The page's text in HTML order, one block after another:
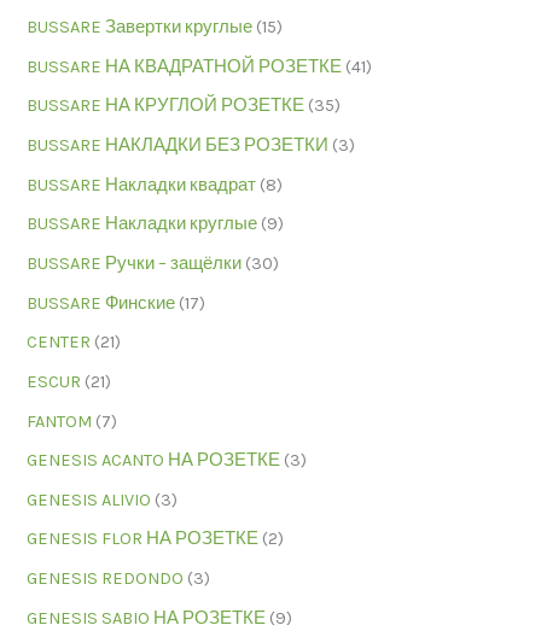
BUSSARE Завертки круглые (15)
BUSSARE НА КВАДРАТНОЙ РОЗЕТКЕ (41)
BUSSARE НА КРУГЛОЙ РОЗЕТКЕ (35)
BUSSARE НАКЛАДКИ БЕЗ РОЗЕТКИ (3)
BUSSARE Накладки квадрат (8)
BUSSARE Накладки круглые (9)
BUSSARE Ручки – защёлки (30)
BUSSARE Финские (17)
CENTER (21)
ESCUR (21)
FANTOM (7)
GENESIS ACANTO НА РОЗЕТКЕ (3)
GENESIS ALIVIO (3)
GENESIS FLOR НА РОЗЕТКЕ (2)
GENESIS REDONDO (3)
GENESIS SABIO НА РОЗЕТКЕ (9)